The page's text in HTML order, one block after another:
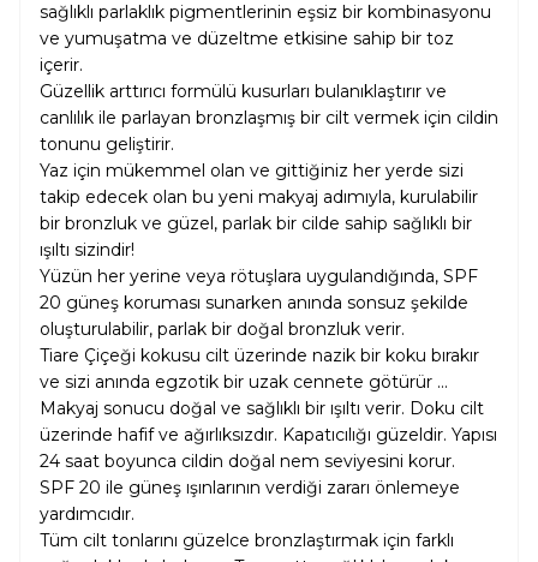
sağlıklı parlaklık pigmentlerinin eşsiz bir kombinasyonu
ve yumuşatma ve düzeltme etkisine sahip bir toz
içerir.
Güzellik arttırıcı formülü kusurları bulanıklaştırır ve
canlılık ile parlayan bronzlaşmış bir cilt vermek için cildin
tonunu geliştirir.
Yaz için mükemmel olan ve gittiğiniz her yerde sizi
takip edecek olan bu yeni makyaj adımıyla, kurulabilir
bir bronzluk ve güzel, parlak bir cilde sahip sağlıklı bir
ışıltı sizindir!
Yüzün her yerine veya rötuşlara uygulandığında, SPF
20 güneş koruması sunarken anında sonsuz şekilde
oluşturulabilir, parlak bir doğal bronzluk verir.
Tiare Çiçeği kokusu cilt üzerinde nazik bir koku bırakır
ve sizi anında egzotik bir uzak cennete götürür ...
Makyaj sonucu doğal ve sağlıklı bir ışıltı verir. Doku cilt
üzerinde hafif ve ağırlıksızdır. Kapatıcılığı güzeldir. Yapısı
24 saat boyunca cildin doğal nem seviyesini korur.
SPF 20 ile güneş ışınlarının verdiği zararı önlemeye
yardımcıdır.
Tüm cilt tonlarını güzelce bronzlaştırmak için farklı